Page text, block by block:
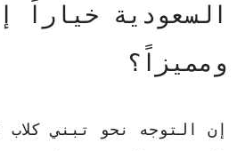
السعودية خياراً
ومميزاً؟
إن التوجه نحو تبني كلاب